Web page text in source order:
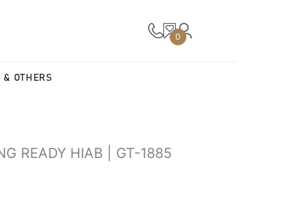
0
& OTHERS
READY HIAB | GT-1885